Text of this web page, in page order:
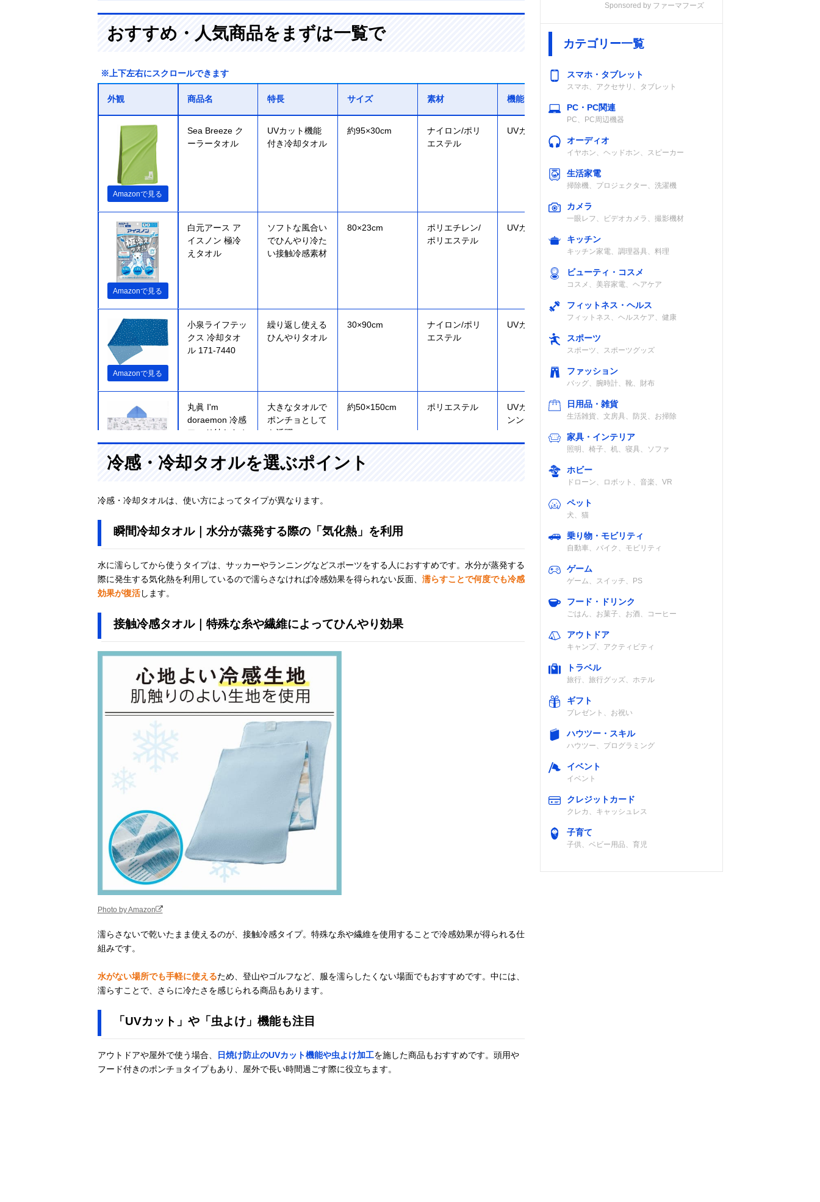
おすすめ・人気商品をまずは一覧で
※上下左右にスクロールできます
外観 商品名 特長 サイズ 素材 機能
Amazonで見る
Sea Breeze ク
ーラータオル
UVカット機能
付き冷却タオル
約95×30cm
ナイロン/ポリ
エステル
UVカット
Amazonで見る
白元アース ア
イスノン 極冷
えタオル
ソフトな風合い
でひんやり冷た
い接触冷感素材
80×23cm
ポリエチレン/
ポリエステル
UVカット
Amazonで見る
小泉ライフテッ
クス 冷却タオ
ル 171-7440
繰り返し使える
ひんやりタオル
30×90cm
ナイロン/ポリ
エステル
UVカット
Amazonで見る
丸眞 I'm
doraemon 冷感
フード付きタオ
ル 2845003800
大きなタオルで
ポンチョとして
も活躍
約50×150cm ポリエステル
UVカット、ポ
ンンチョ
(LOGOS) ひん
ル 81690150
ーンにおすすめ
Amazonで見る
スケーター
オル くまのプ
かわいいイラス
30×100cm
ポリエステル/
UVカット/抗菌
Amazonで見る
100percent -
°C(マイナスデ
ビジネスやスマ
ートカジュアル
オル
Amazonで見る
サンタン サン
リオ キャラク
ター クールタ
オル 2way
ネックタオルと
ヘアバンドで暑
Amazonで見る
協和工業 夢ゲ
ンクールタオル
M-CT19
気化熱を発生さ
せる3層構造が
ポイント
Amazonで見る
MIZUNO 今治
製タオル スリ
き 32JY0131
に保冷剤を入れ
対策 冷やしタ
オル 5本入り
な使い捨てステ
ィックタイプ
Amazonで見る
花王 ビオレ 冷
ベタ付きが気に
て
冷感・冷却タオルを選ぶポイント
冷感・冷却タオルは、使い方によってタイプが異なります。
瞬間冷却タオル｜水分が蒸発する際の「気化熱」を利用
水に濡らしてから使うタイプは、サッカーやランニングなどスポーツをする人におすすめです。水分が蒸発する
際に発生する気化熱を利用しているので濡らさなければ冷感効果を得られない反面、 濡らすことで何度でも冷感
効果が復活します。
接触冷感タオル｜特殊な糸や繊維によってひんやり効果
Photo by Amazon
濡らさないで乾いたまま使えるのが、接触冷感タイプ。特殊な糸や繊維を使用することで冷感効果が得られる仕
組みです。
水がない場所でも手軽に使えるため、登山やゴルフなど、服を濡らしたくない場面でもおすすめです。中には、
濡らすことで、さらに冷たさを感じられる商品もあります。
「UVカット」や「虫よけ」機能も注目
アウトドアや屋外で使う場合、 日焼け防止のUVカット機能や虫よけ加工を施した商品もおすすめです。頭用や
フード付きのポンチョタイプもあり、屋外で長い時間過ごす際に役立ちます。
Sponsored by ファーマフーズ
カテゴリー一覧
スマホ・タブレット
スマホ、アクセサリ、タブレット
PC・PC関連
PC、PC周辺機器
オーディオ
イヤホン、ヘッドホン、スピーカー
生活家電
掃除機、プロジェクター、洗濯機
カメラ
一眼レフ、ビデオカメラ、撮影機材
キッチン
キッチン家電、調理器具、料理
ビューティ・コスメ
コスメ、美容家電、ヘアケア
フィットネス・ヘルス
フィットネス、ヘルスケア、健康
スポーツ
スポーツ、スポーツグッズ
ファッション
バッグ、腕時計、靴、財布
日用品・雑貨
生活雑貨、文房具、防災、お掃除
家具・インテリア
照明、椅子、机、寝具、ソファ
ホビー
ドローン、ロボット、音楽、VR
ペット
犬、猫
乗り物・モビリティ
自動車、バイク、モビリティ
ゲーム
ゲーム、スイッチ、PS
フード・ドリンク
ごはん、お菓子、お酒、コーヒー
アウトドア
キャンプ、アクティビティ
トラベル
旅行、旅行グッズ、ホテル
ギフト
プレゼント、お祝い
ハウツー・スキル
ハウツー、プログラミング
イベント
イベント
クレジットカード
クレカ、キャッシュレス
子育て
子供、ベビー用品、育児